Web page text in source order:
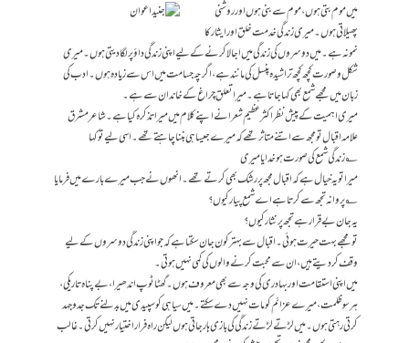
میں موم بتی ہوں، موم سے بنی ہوں اور روشنی
پھیلاتی ہوں۔ میری زندگی خدمت خلق اور ایثار کا
نمونہ ہے۔ میں دوسروں کی زندگی میں اجالا کرنے کے لیے اپنی زندگی داؤپر لگا دیتی ہوں۔ میری
شکل و صورت کچھ کچھ تراشیدہ پنسل کی مانند ہے، اگرچہ جسامت میں اس سے زیادہ ہوں۔ ادب کی
زبان میں مجھے شمع بھی کہا جاتا ہے۔ میرا تعلق چراغ کے خاندان سے ہے۔
میری اہمیت کے پیش نظر اکثر عظیم شعرا نے اپنے کلام میں میرا تذکرہ کیا ہے۔ شاعر مشرق
علامہ اقبال تو مجھ سے اتنے متاثر تھے کہ میرے جیسا ہی بننا چاہتے تھے۔ اسی لیے تو کہا
؂ زندگی شمع کی صورت ہو خدایا میری
میرا تو یہ خیال ہے کہ اقبال مجھ پر رشک بھی کرتے تھے۔ انھوں نے جب میرے بارے میں فرمایا
؂ پروانہ تجھ سے کرتا ہے اے شمع پیار کیوں؟
یہ جان بے قرار ہے تجھ پر نثار کیوں؟
تو مجھے بہت حیرت ہوئی۔ اقبال سے بہتر کون جان سکتا ہے کہ جو اپنی زندگی دوسروں کے لیے
وقف کر دیتے ہیں، ان سے محبت کرنے والوں کی کمی نہیں ہوتی۔
میں اپنی استقامت اور بہادری کی وجہ سے بھی معروف ہوں۔گھٹاٹوپ اندھیرا، بےپناہ تاریکی،
ہر سو ظلمت، میرے عزائم کو مات نہیں دے سکتے۔ میں سیاہی کو سپیدی میں بدلنے تک جدوجہد
کرتی رہتی ہوں۔ میں لڑتے لڑتے زندگی کی بازی ہار جاتی ہوں لیکن راہ فرار اختیار نہیں کرتی۔ غالب